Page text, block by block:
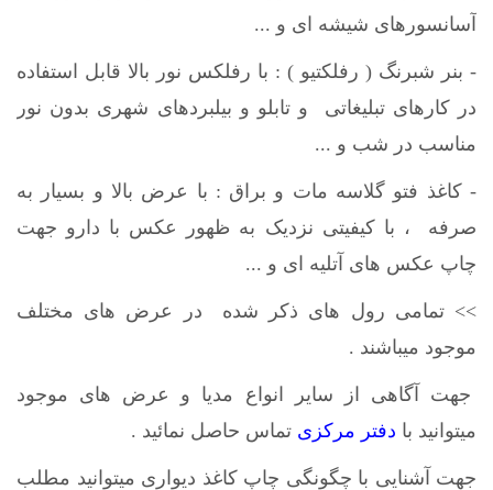
آسانسورهای شیشه ای و ...
- بنر شبرنگ ( رفلکتیو ) : با رفلکس نور بالا قابل استفاده
در کارهای تبلیغاتی و تابلو و بیلبردهای شهری بدون نور
مناسب در شب و ...
- کاغذ فتو گلاسه مات و براق : با عرض بالا و بسیار به
صرفه ، با کیفیتی نزدیک به ظهور عکس با دارو جهت
چاپ عکس های آتلیه ای و ...
>> تمامی رول های ذکر شده در عرض های مختلف
موجود میباشند .
جهت آگاهی از سایر انواع مدیا و عرض های موجود
میتوانید با دفتر مرکزی تماس حاصل نمائید .
جهت آشنایی با چگونگی چاپ کاغذ دیواری میتوانید مطلب